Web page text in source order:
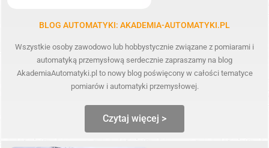
BLOG AUTOMATYKI: AKADEMIA-AUTOMATYKI.PL
Wszystkie osoby zawodowo lub hobbystycznie związane z pomiarami i
automatyką przemysłową serdecznie zapraszamy na blog
AkademiaAutomatyki.pl to nowy blog poświęcony w całości tematyce
pomiarów i automatyki przemysłowej.
Czytaj więcej >